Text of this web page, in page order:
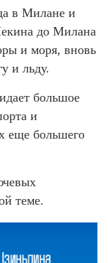
в Милане и
до Милана
и моря, вновь
и льду.
большое
и
еще большего
теме.